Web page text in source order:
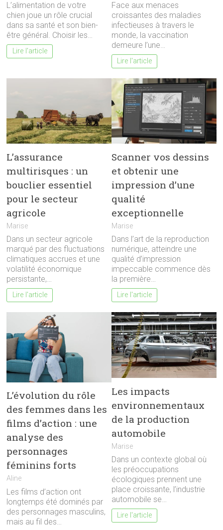
L’alimentation de votre
chien joue un rôle crucial
dans sa santé et son bien-
être général. Choisir les…
Lire l'article
Face aux menaces
croissantes des maladies
infectieuses à travers le
monde, la vaccination
demeure l’une…
Lire l'article
L’assurance
multirisques : un
bouclier essentiel
pour le secteur
agricole
Marise
Dans un secteur agricole
marqué par des fluctuations
climatiques accrues et une
volatilité économique
persistante,…
Lire l'article
Scanner vos dessins
et obtenir une
impression d’une
qualité
exceptionnelle
Marise
Dans l’art de la reproduction
numérique, atteindre une
qualité d’impression
impeccable commence dès
la première…
Lire l'article
L’évolution du rôle
des femmes dans les
films d’action : une
analyse des
personnages
féminins forts
Aline
Les films d’action ont
longtemps été dominés par
des personnages masculins,
mais au fil des…
Les impacts
environnementaux
de la production
automobile
Marise
Dans un contexte global où
les préoccupations
écologiques prennent une
place croissante, l’industrie
automobile se…
Lire l'article